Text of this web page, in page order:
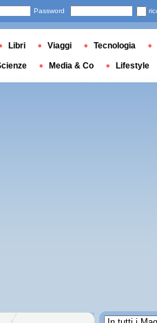
Password
Libri Viaggi Tecnologia
Media & Co Lifestyle